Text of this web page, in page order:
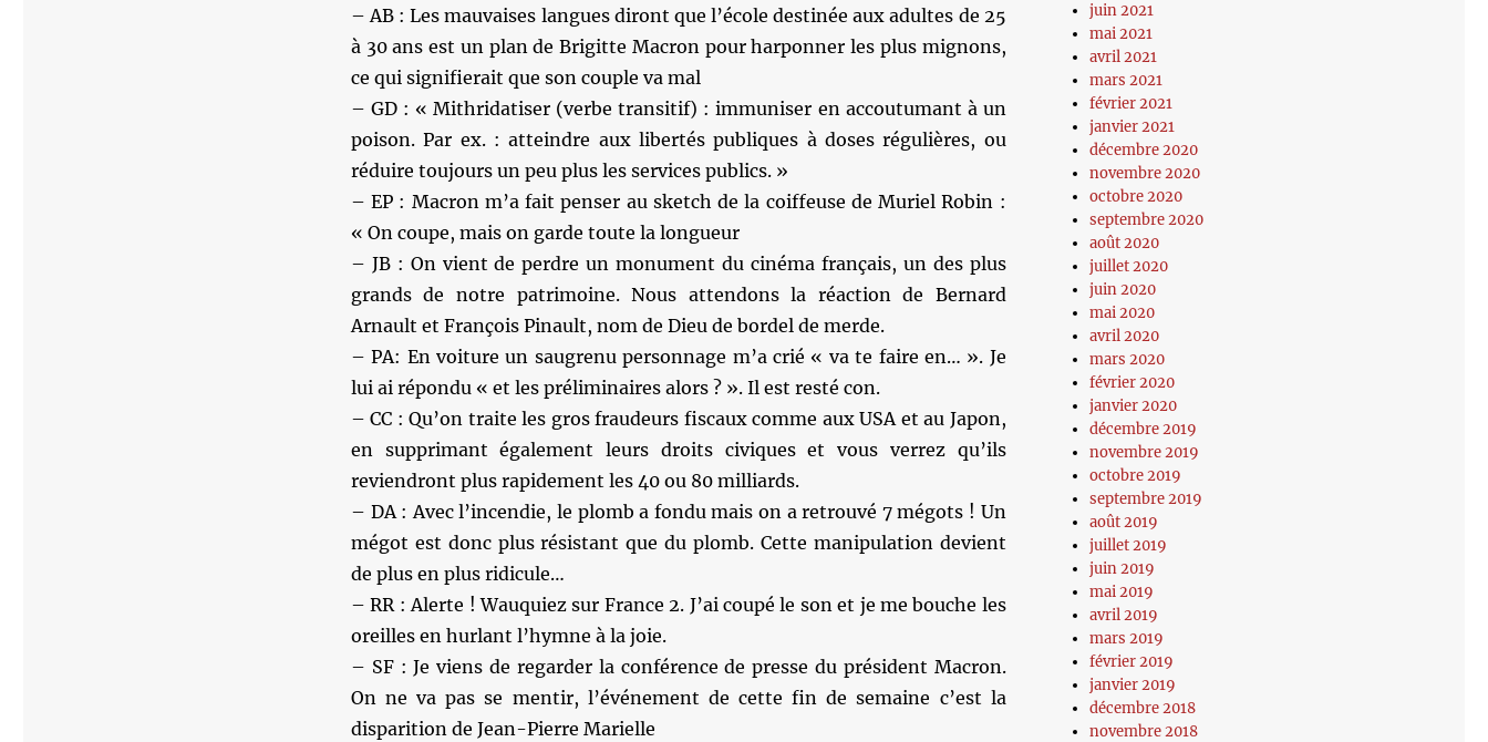
– AB : Les mauvaises langues diront que l’école destinée aux adultes de 25
à 30 ans est un plan de Brigitte Macron pour harponner les plus mignons,
ce qui signifierait que son couple va mal
– GD : « Mithridatiser (verbe transitif) : immuniser en accoutumant à un
poison. Par ex. : atteindre aux libertés publiques à doses régulières, ou
réduire toujours un peu plus les services publics. »
– EP : Macron m’a fait penser au sketch de la coiffeuse de Muriel Robin :
« On coupe, mais on garde toute la longueur
– JB : On vient de perdre un monument du cinéma français, un des plus
grands de notre patrimoine. Nous attendons la réaction de Bernard
Arnault et François Pinault, nom de Dieu de bordel de merde.
– PA: En voiture un saugrenu personnage m’a crié « va te faire en… ». Je
lui ai répondu « et les préliminaires alors ? ». Il est resté con.
– CC : Qu’on traite les gros fraudeurs fiscaux comme aux USA et au Japon,
en supprimant également leurs droits civiques et vous verrez qu’ils
reviendront plus rapidement les 40 ou 80 milliards.
– DA : Avec l’incendie, le plomb a fondu mais on a retrouvé 7 mégots ! Un
mégot est donc plus résistant que du plomb. Cette manipulation devient
de plus en plus ridicule…
– RR : Alerte ! Wauquiez sur France 2. J’ai coupé le son et je me bouche les
oreilles en hurlant l’hymne à la joie.
– SF : Je viens de regarder la conférence de presse du président Macron.
On ne va pas se mentir, l’événement de cette fin de semaine c’est la
disparition de Jean-Pierre Marielle
juin 2021
mai 2021
avril 2021
mars 2021
février 2021
janvier 2021
décembre 2020
novembre 2020
octobre 2020
septembre 2020
août 2020
juillet 2020
juin 2020
mai 2020
avril 2020
mars 2020
février 2020
janvier 2020
décembre 2019
novembre 2019
octobre 2019
septembre 2019
août 2019
juillet 2019
juin 2019
mai 2019
avril 2019
mars 2019
février 2019
janvier 2019
décembre 2018
novembre 2018